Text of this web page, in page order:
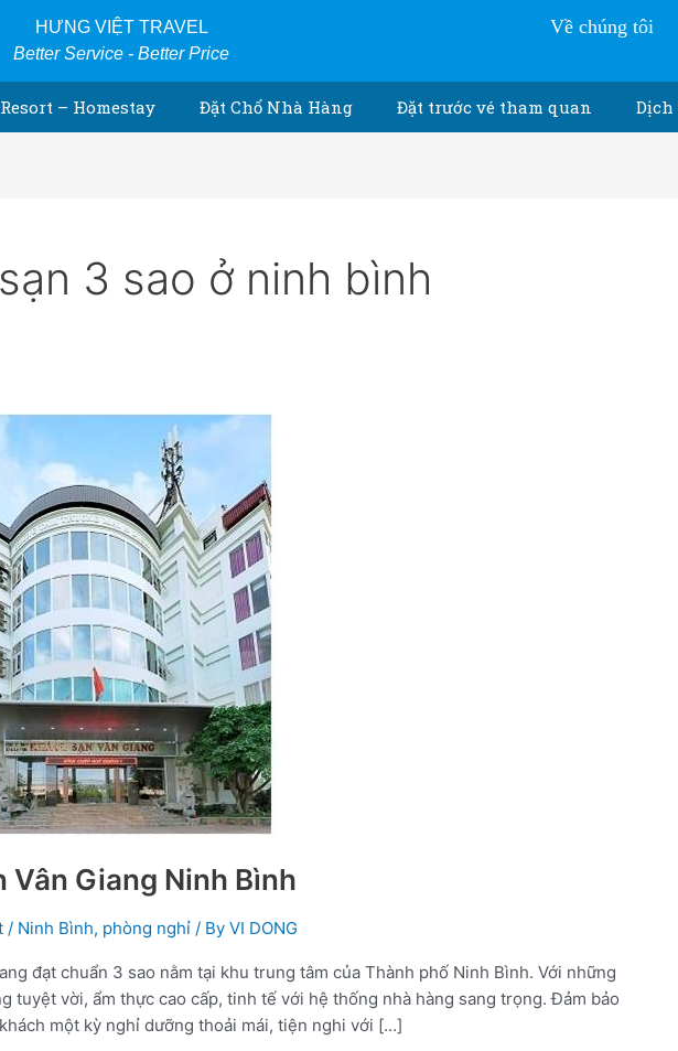
HƯNG VIỆT TRAVEL
Better Service - Better Price
Về chúng tôi
– Homestay Đặt Chổ Nhà Hàng Đặt trước vé tham quan
3 sao ở ninh bình
Vân Giang Ninh Bình
/ Ninh Bình, phòng nghỉ / By VI DONG
đạt chuẩn 3 sao nằm tại khu trung tâm của Thành phố Ninh Bình. Với những
tuyệt vời, ẩm thực cao cấp, tinh tế với hệ thống nhà hàng sang trọng. Đảm bảo
một kỳ nghỉ dưỡng thoải mái, tiện nghi với […]